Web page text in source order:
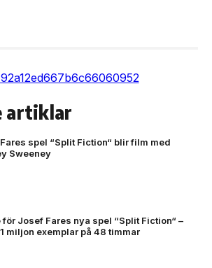
artiklar
spel “Split Fiction“ blir film med
Sweeney
för Josef Fares nya spel “Split Fiction“ –
miljon exemplar på 48 timmar